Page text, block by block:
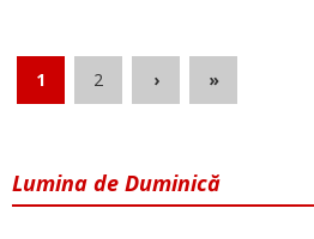
1 2 › »
Lumina de Duminică